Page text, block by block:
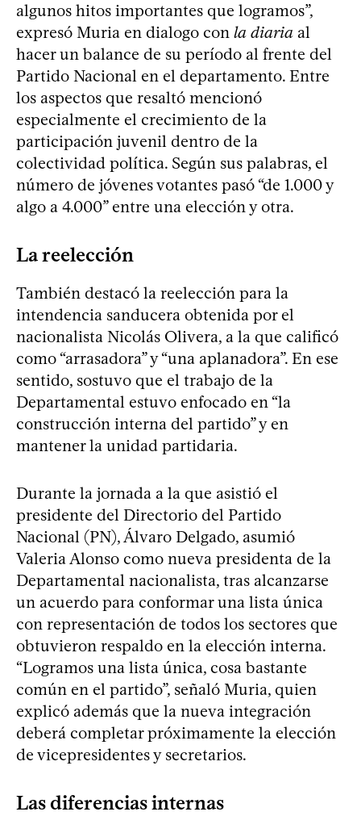
algunos hitos importantes que logramos”,
expresó Muria en dialogo con la diaria al
hacer un balance de su período al frente del
Partido Nacional en el departamento. Entre
los aspectos que resaltó mencionó
especialmente el crecimiento de la
participación juvenil dentro de la
colectividad política. Según sus palabras, el
número de jóvenes votantes pasó “de 1.000 y
algo a 4.000” entre una elección y otra.
La reelección
También destacó la reelección para la
intendencia sanducera obtenida por el
nacionalista Nicolás Olivera, a la que calificó
como “arrasadora” y “una aplanadora”. En ese
sentido, sostuvo que el trabajo de la
Departamental estuvo enfocado en “la
construcción interna del partido” y en
mantener la unidad partidaria.
Durante la jornada a la que asistió el
presidente del Directorio del Partido
Nacional (PN), Álvaro Delgado, asumió
Valeria Alonso como nueva presidenta de la
Departamental nacionalista, tras alcanzarse
un acuerdo para conformar una lista única
con representación de todos los sectores que
obtuvieron respaldo en la elección interna.
“Logramos una lista única, cosa bastante
común en el partido”, señaló Muria, quien
explicó además que la nueva integración
deberá completar próximamente la elección
de vicepresidentes y secretarios.
Las diferencias internas